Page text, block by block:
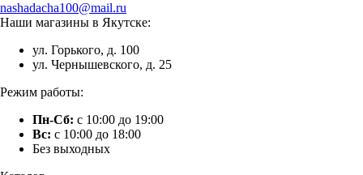
nashadacha100@mail.ru
Наши магазины в Якутске:
ул. Горького, д. 100
ул. Чернышевского, д. 25
Режим работы:
Пн-Сб: с 10:00 до 19:00
Вс: с 10:00 до 18:00
Без выходных